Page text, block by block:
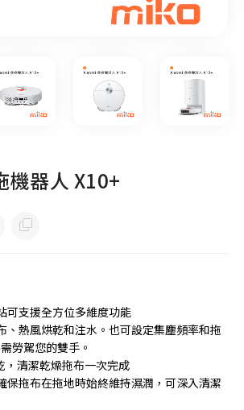
器人 X10+
可支援全方位多維度功能
、熱風烘乾和注水。也可設定集塵頻率和拖
勞駕您的雙手。
清潔乾燥拖布一次完成
保拖布在拖地時始終維持濕潤，可深入清潔